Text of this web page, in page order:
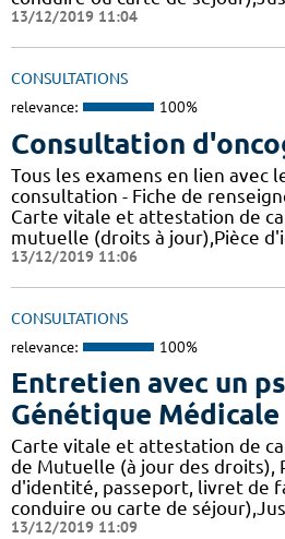
13/12/2019 11:04
CONSULTATIONS
relevance: 100%
Consultation
Tous les examens en lien avec
consultation - Fiche de
Carte vitale et attestation de
mutuelle (droits à jour),Pièce
13/12/2019 11:06
CONSULTATIONS
relevance: 100%
Entretien avec un
Génétique Médicale
Carte vitale et attestation de
de Mutuelle (à jour des droits),
d'identité, passeport, livret de
conduire ou carte de
13/12/2019 11:09